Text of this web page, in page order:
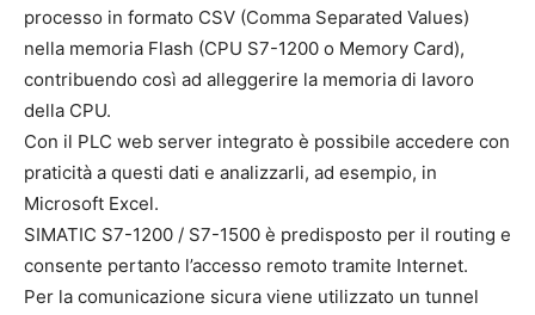
processo in formato CSV (Comma Separated Values)
nella memoria Flash (CPU S7-1200 o Memory Card),
contribuendo così ad alleggerire la memoria di lavoro
della CPU.
Con il PLC web server integrato è possibile accedere con
praticità a questi dati e analizzarli, ad esempio, in
Microsoft Excel.
SIMATIC S7-1200 / S7-1500 è predisposto per il routing e
consente pertanto l’accesso remoto tramite Internet.
Per la comunicazione sicura viene utilizzato un tunnel